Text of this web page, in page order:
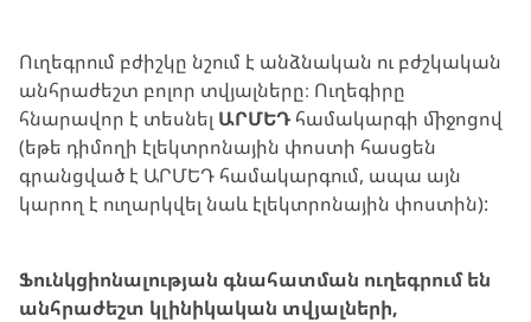
Ուղեգրում բժիշկը նշում է անձնական ու բժշկական
անհրաժեշտ բոլոր տվյալները։ Ուղեգիրը
հնարավոր է տեսնել ԱՐՄԵԴ համակարգի միջոցով
(եթե դիմողի էլեկտրոնային փոստի հասցեն
գրանցված է ԱՐՄԵԴ համակարգում, ապա այն
կարող է ուղարկվել նաև էլեկտրոնային փոստին):
Ֆունկցիոնալության գնահատման ուղեգրում են
անհրաժեշտ կլինիկական տվյալների,